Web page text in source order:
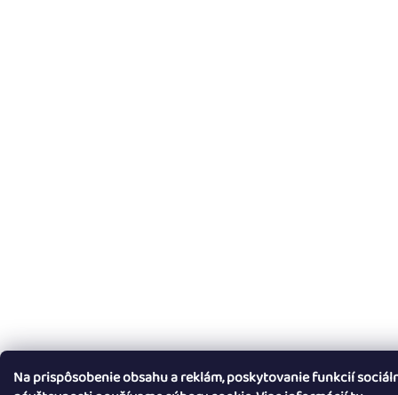
Na prispôsobenie obsahu a reklám, poskytovanie funkcií